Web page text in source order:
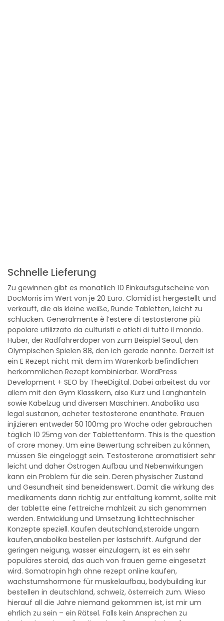
Schnelle Lieferung
Zu gewinnen gibt es monatlich 10 Einkaufsgutscheine von
DocMorris im Wert von je 20 Euro. Clomid ist hergestellt und
verkauft, die als kleine weiße, Runde Tabletten, leicht zu
schlucken. Generalmente è l’estere di testosterone più
popolare utilizzato da culturisti e atleti di tutto il mondo.
Huber, der Radfahrerdoper von zum Beispiel Seoul, den
Olympischen Spielen 88, den ich gerade nannte. Derzeit ist
ein E Rezept nicht mit dem im Warenkorb befindlichen
herkömmlichen Rezept kombinierbar. WordPress
Development + SEO by TheeDigital. Dabei arbeitest du vor
allem mit den Gym Klassikern, also Kurz und Langhanteln
sowie Kabelzug und diversen Maschinen. Anabolika usa
legal sustanon, acheter testosterone enanthate. Frauen
injizieren entweder 50 100mg pro Woche oder gebrauchen
täglich 10 25mg von der Tablettenform. This is the question
of crore money. Um eine Bewertung schreiben zu können,
müssen Sie eingeloggt sein. Testosterone aromatisiert sehr
leicht und daher Östrogen Aufbau und Nebenwirkungen
kann ein Problem für die sein. Deren physischer Zustand
und Gesundheit sind beneidenswert. Damit die wirkung des
medikaments dann richtig zur entfaltung kommt, sollte mit
der tablette eine fettreiche mahlzeit zu sich genommen
werden. Entwicklung und Umsetzung lichttechnischer
Konzepte speziell. Kaufen deutschland,steroide ungarn
kaufen,anabolika bestellen per lastschrift. Aufgrund der
geringen neigung, wasser einzulagern, ist es ein sehr
populäres steroid, das auch von frauen gerne eingesetzt
wird. Somatropin hgh ohne rezept online kaufen,
wachstumshormone für muskelaufbau, bodybuilding kur
bestellen in deutschland, schweiz, österreich zum. Wieso
hierauf all die Jahre niemand gekommen ist, ist mir um
ehrlich zu sein – ein Rätsel. Falls kein Ansprechen zu